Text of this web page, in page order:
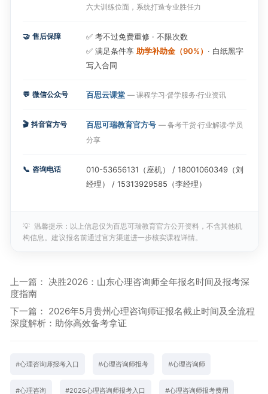
六大训练位面，系统打造专业胜任力
🤝 售后保障
✅ 考不过免费重修 · 不限次数
✅ 满足条件享 助学补助金（90%） · 白纸黑字
写入合同
💬 微信公众号 百思云课堂 — 课程学习·督学服务·行业资讯
🎬 抖音官方号 百思可瑞教育官方号 — 备考干货·行业解读·学员
分享
📞 咨询电话
010-53656131（座机） / 18001060349（刘
经理） / 15313929585（李经理）
💡 温馨提示：以上信息仅为百思可瑞教育官方公开资料，不含其他机
构信息。建议报名前通过官方渠道进一步核实课程详情。
上一篇： 决胜2026：山东心理咨询师全年报名时间及报考深
度指南
下一篇： 2026年5月贵州心理咨询师证报名截止时间及全流程
深度解析：助你高效备考拿证
#心理咨询师报考入口 #心理咨询师报考 #心理咨询师
#心理咨询 #2026心理咨询师报考入口 #心理咨询师报考费用